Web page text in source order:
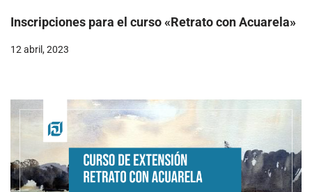
Inscripciones para el curso «Retrato con Acuarela»
12 abril, 2023